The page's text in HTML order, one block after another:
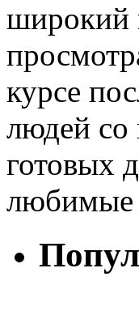
широкий
курсе
людей со
готовых
любимые